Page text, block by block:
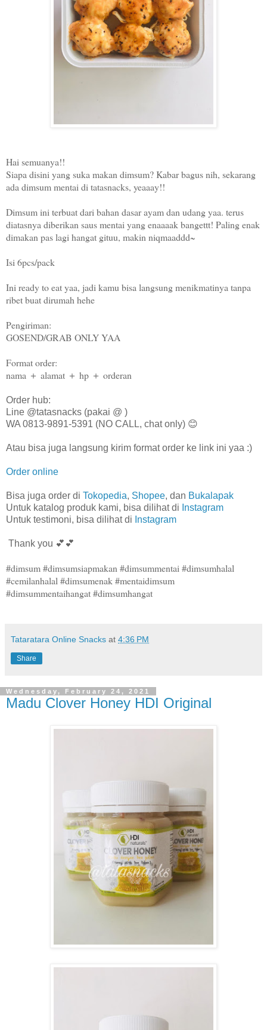
Hai semuanya!!
Siapa disini yang suka makan dimsum? Kabar bagus nih, sekarang
ada dimsum mentai di tatasnacks, yeaaay!!
Dimsum ini terbuat dari bahan dasar ayam dan udang yaa. terus
diatasnya diberikan saus mentai yang enaaaak bangettt! Paling enak
dimakan pas lagi hangat gituu, makin niqmaaddd~
Isi 6pcs/pack
Ini ready to eat yaa, jadi kamu bisa langsung menikmatinya tanpa
ribet buat dirumah hehe
Pengiriman:
GOSEND/GRAB ONLY YAA
Format order:
nama ＋ alamat ＋ hp ＋ orderan
Order hub:
Line @tatasnacks (pakai @ )
WA 0813-9891-5391 (NO CALL, chat only) 😊
Atau bisa juga langsung kirim format order ke link ini yaa :)
Order online
Bisa juga order di Tokopedia, Shopee, dan Bukalapak
Untuk katalog produk kami, bisa dilihat di Instagram
Untuk testimoni, bisa dilihat di Instagram
Thank you 💕💕
#dimsum #dimsumsiapmakan #dimsummentai #dimsumhalal
#cemilanhalal #dimsumenak #mentaidimsum
#dimsummentaihangat #dimsumhangat
Tataratara Online Snacks at 4:36 PM
Share
Wednesday, February 24, 2021
Madu Clover Honey HDI Original